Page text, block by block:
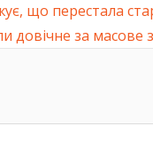
що перестала
довічне за масове